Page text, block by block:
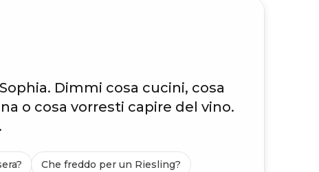
Dimmi cosa cucini, cosa
o cosa vorresti capire del vino.
Che freddo per un Riesling?